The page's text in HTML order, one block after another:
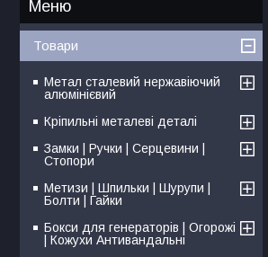
Товари
Метал сталевий нержавіючий
алюмінієвий
Кріпильні металеві деталі
Замки | Ручки | Серцевини |
Стопори
Метизи | Шпильки | Шурупи |
Болти | Гайки
Бокси для генераторів | Огорожі
| Кожухи Антивандальні